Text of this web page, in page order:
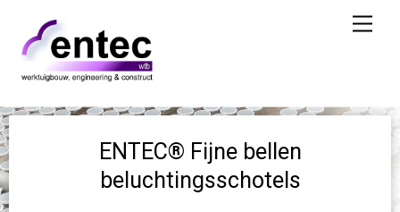
content
ENTEC® Fijne bellen
beluchtingsschotels